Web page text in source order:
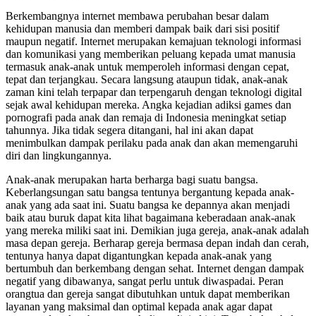
Berkembangnya internet membawa perubahan besar dalam
kehidupan manusia dan memberi dampak baik dari sisi positif
maupun negatif. Internet merupakan kemajuan teknologi informasi
dan komunikasi yang memberikan peluang kepada umat manusia
termasuk anak-anak untuk memperoleh informasi dengan cepat,
tepat dan terjangkau. Secara langsung ataupun tidak, anak-anak
zaman kini telah terpapar dan terpengaruh dengan teknologi digital
sejak awal kehidupan mereka. Angka kejadian adiksi games dan
pornografi pada anak dan remaja di Indonesia meningkat setiap
tahunnya. Jika tidak segera ditangani, hal ini akan dapat
menimbulkan dampak perilaku pada anak dan akan memengaruhi
diri dan lingkungannya.
Anak-anak merupakan harta berharga bagi suatu bangsa.
Keberlangsungan satu bangsa tentunya bergantung kepada anak-
anak yang ada saat ini. Suatu bangsa ke depannya akan menjadi
baik atau buruk dapat kita lihat bagaimana keberadaan anak-anak
yang mereka miliki saat ini. Demikian juga gereja, anak-anak adalah
masa depan gereja. Berharap gereja bermasa depan indah dan cerah,
tentunya hanya dapat digantungkan kepada anak-anak yang
bertumbuh dan berkembang dengan sehat. Internet dengan dampak
negatif yang dibawanya, sangat perlu untuk diwaspadai. Peran
orangtua dan gereja sangat dibutuhkan untuk dapat memberikan
layanan yang maksimal dan optimal kepada anak agar dapat